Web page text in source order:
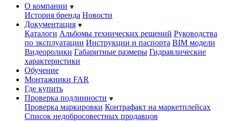
О компании
История бренда Новости
Документация
Каталоги Альбомы технических решений Руководства
по эксплуатации Инструкции и паспорта BIM модели
Видеоролики Габаритные размеры Гидравлические
характеристики
Обучение
Монтажники FAR
Где купить
Проверка подлинности
Проверка маркировки Контрафакт на маркетплейсах
Cписок недобросовестных продавцов